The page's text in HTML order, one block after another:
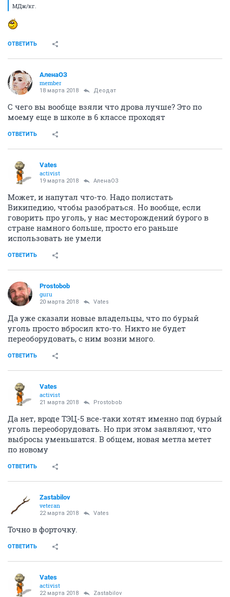
МДж/кг.
ОТВЕТИТЬ
АленаОЗ
member
18 марта 2018 Деодат
С чего вы вообще взяли что дрова лучше? Это по
моему еще в школе в 6 классе проходят
ОТВЕТИТЬ
Vates
activist
19 марта 2018 АленаОЗ
Может, и напутал что-то. Надо полистать
Википедию, чтобы разобраться. Но вообще, если
говорить про уголь, у нас месторождений бурого в
стране намного больше, просто его раньше
использовать не умели
ОТВЕТИТЬ
Prostobob
guru
20 марта 2018 Vates
Да уже сказали новые владельцы, что по бурый
уголь просто вбросил кто-то. Никто не будет
переоборудовать, с ним возни много.
ОТВЕТИТЬ
Vates
activist
21 марта 2018 Prostobob
Да нет, вроде ТЭЦ-5 все-таки хотят именно под бурый
уголь переоборудовать. Но при этом заявляют, что
выбросы уменьшатся. В общем, новая метла метет
по новому
ОТВЕТИТЬ
Zastabilov
veteran
22 марта 2018 Vates
Точно в форточку.
ОТВЕТИТЬ
Vates
activist
22 марта 2018 Zastabilov